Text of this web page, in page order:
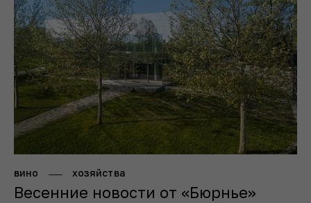
вино хозяйства
Весенние новости от «Бюрнье»